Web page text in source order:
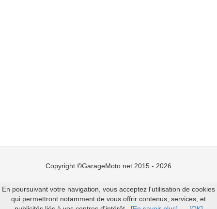
Copyright ©GarageMoto.net 2015 - 2026
Mentions légales Ajouter un garage moto
En poursuivant votre navigation, vous acceptez l'utilisation de cookies
qui permettront notamment de vous offrir contenus, services, et